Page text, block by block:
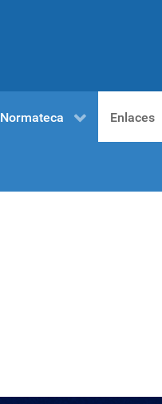
Normateca Enlaces